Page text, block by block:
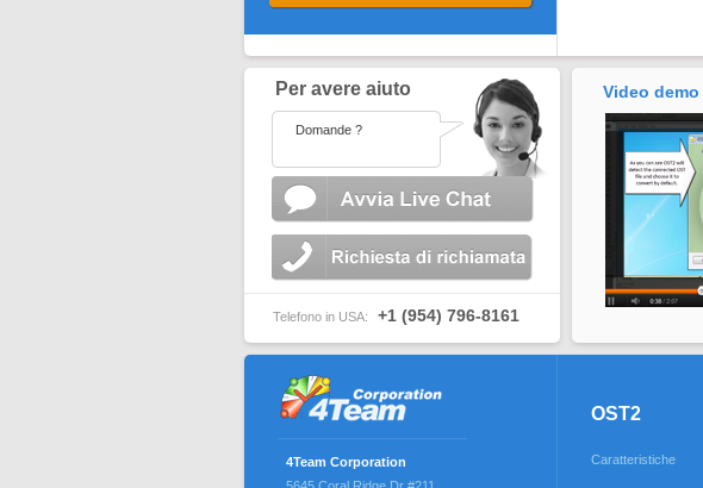
Per avere aiuto
Domande ?
Telefono in USA: +1 (954) 796-8161
Video demo
4Team Corporation
OST2
Caratteristiche